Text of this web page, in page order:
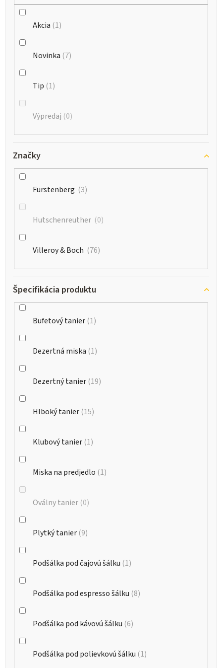
Akcia 1
Novinka 7
Tip 1
Výpredaj 0
Značky
Fürstenberg 3
Hutschenreuther 0
Villeroy & Boch 76
Špecifikácia produktu
Bufetový tanier 1
Dezertná miska 1
Dezertný tanier 19
Hlboký tanier 15
Klubový tanier 1
Miska na predjedlo 1
Oválny tanier 0
Plytký tanier 9
Podšálka pod čajovú šálku 1
Podšálka pod espresso šálku 8
Podšálka pod kávovú šálku 6
Podšálka pod polievkovú šálku 1